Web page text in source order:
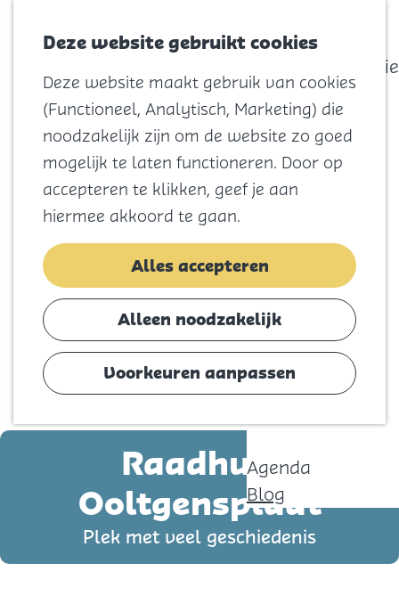
Deze website gebruikt cookies
Deze website maakt gebruik van cookies
(Functioneel, Analytisch, Marketing) die
noodzakelijk zijn om de website zo goed
mogelijk te laten functioneren. Door op
accepteren te klikken, geef je aan
hiermee akkoord te gaan.
Alles accepteren
Alleen noodzakelijk
Voorkeuren aanpassen
Menu
Zoeken
Watersport
Eilandhistorie
Voor kids
Naar het
strand
Natuur
Cultuur en
Winkelen
Koningsdag
Blijf
Eten
Slapen
Agenda
Blog
Raadhuis
Ooltgensplaat
Plek met veel geschiedenis